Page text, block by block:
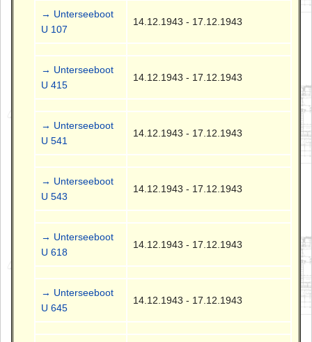
→ Unterseeboot
U 107
14.12.1943 - 17.12.1943
→ Unterseeboot
U 415
14.12.1943 - 17.12.1943
→ Unterseeboot
U 541
14.12.1943 - 17.12.1943
→ Unterseeboot
U 543
14.12.1943 - 17.12.1943
→ Unterseeboot
U 618
14.12.1943 - 17.12.1943
→ Unterseeboot
U 645
14.12.1943 - 17.12.1943